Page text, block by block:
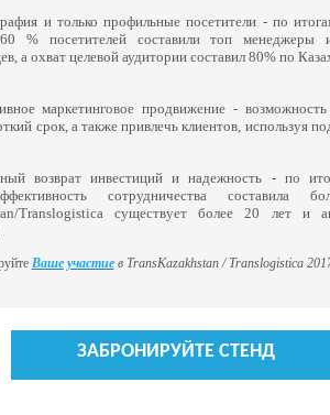
и только профильные посетители - по
% посетителей составили топ менеджеры
а охват целевой аудитории составил 80% по
маркетинговое продвижение - возможность
срок, а также привлечь клиентов, используя
возврат инвестиций и надежность - по
сотрудничества
Translogistica существует более 20 лет и
Ваше участиев TransKazakhstan / Translogistica
ЗАБРОНИРУЙТЕ СТЕНД